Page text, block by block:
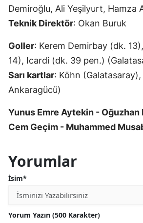
Demiroğlu, Ali Yeşilyurt, Hamza
Teknik Direktör: Okan Buruk
Goller: Kerem Demirbay (dk.
14), Icardi (dk. 39 pen.)
Sarı kartlar: Köhn
Ankaragücü)
Yunus Emre Aytekin - Oğuzhan
Cem Geçim - Muhammed
Yorumlar
İsim*
Yorum Yazın (500 Karakter)